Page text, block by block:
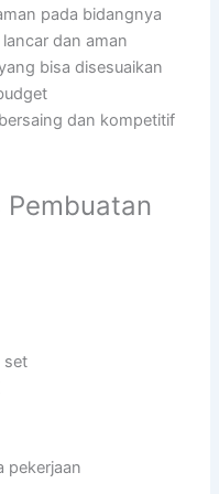
pada bidangnya
dan aman
bisa disesuaikan
dan kompetitif
Pembuatan
set
pekerjaan